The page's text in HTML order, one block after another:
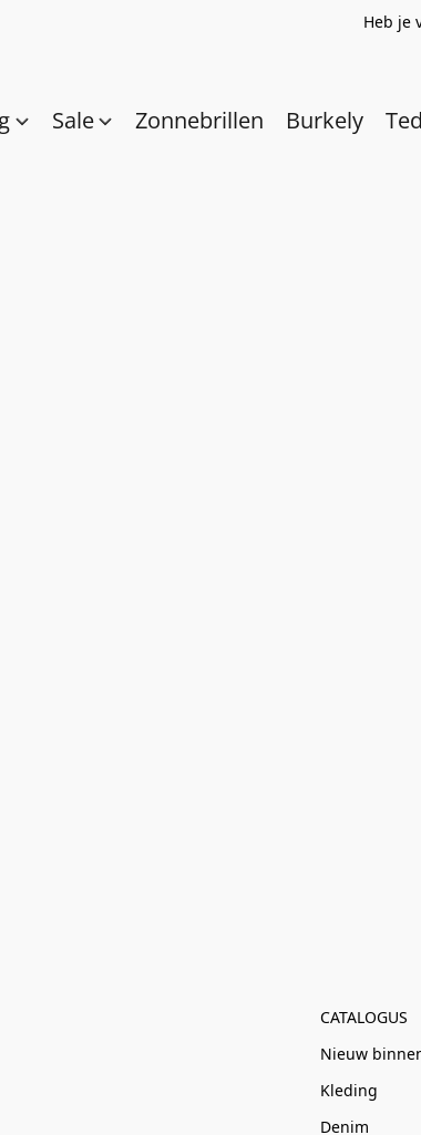
Heb je
Sale Zonnebrillen Burkely
CATALOGUS
Nieuw
Kleding
Denim